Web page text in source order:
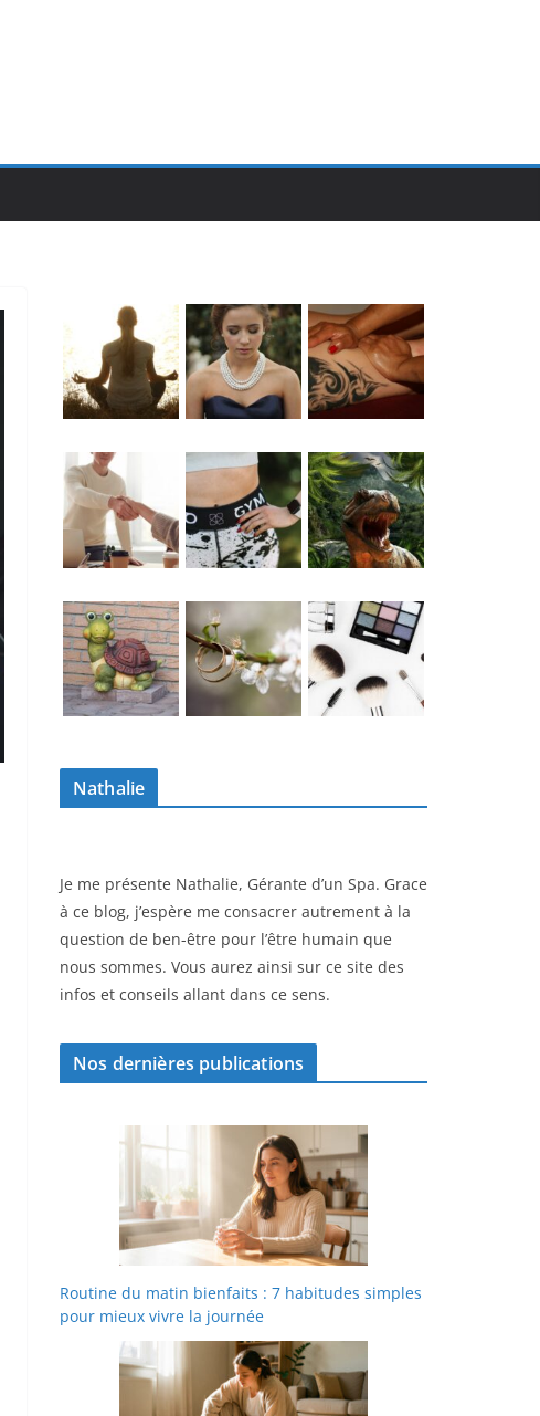
Nathalie
Je me présente Nathalie, Gérante d’un Spa. Grace
à ce blog, j’espère me consacrer autrement à la
question de ben-être pour l’être humain que
nous sommes. Vous aurez ainsi sur ce site des
infos et conseils allant dans ce sens.
Nos dernières publications
Routine du matin bienfaits : 7 habitudes simples
pour mieux vivre la journée